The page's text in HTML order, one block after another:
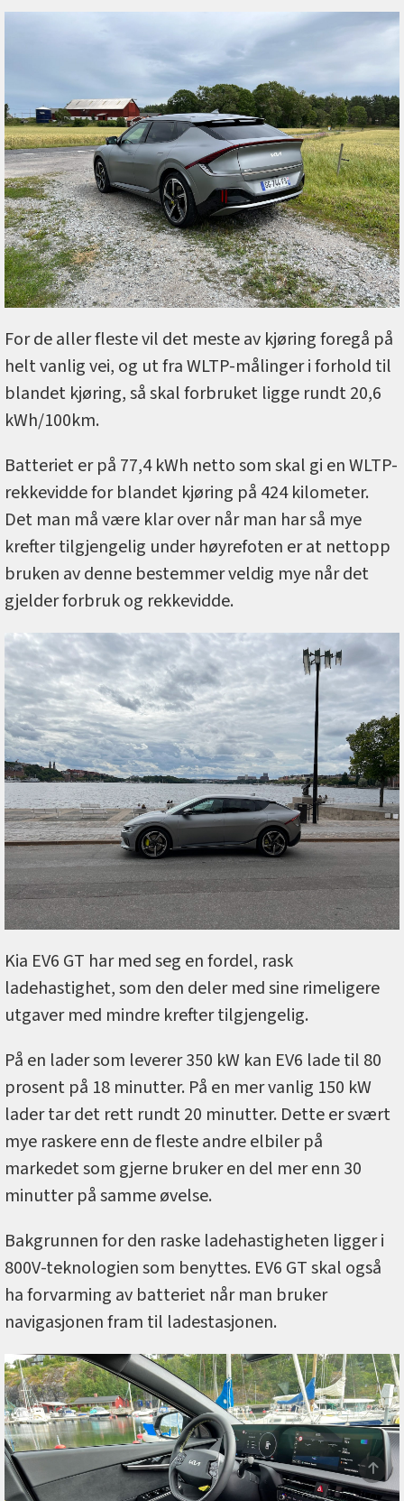
For de aller fleste vil det meste av kjøring foregå på
helt vanlig vei, og ut fra WLTP-målinger i forhold til
blandet kjøring, så skal forbruket ligge rundt 20,6
kWh/100km.
Batteriet er på 77,4 kWh netto som skal gi en WLTP-
rekkevidde for blandet kjøring på 424 kilometer.
Det man må være klar over når man har så mye
krefter tilgjengelig under høyrefoten er at nettopp
bruken av denne bestemmer veldig mye når det
gjelder forbruk og rekkevidde.
Kia EV6 GT har med seg en fordel, rask
ladehastighet, som den deler med sine rimeligere
utgaver med mindre krefter tilgjengelig.
På en lader som leverer 350 kW kan EV6 lade til 80
prosent på 18 minutter. På en mer vanlig 150 kW
lader tar det rett rundt 20 minutter. Dette er svært
mye raskere enn de fleste andre elbiler på
markedet som gjerne bruker en del mer enn 30
minutter på samme øvelse.
Bakgrunnen for den raske ladehastigheten ligger i
800V-teknologien som benyttes. EV6 GT skal også
ha forvarming av batteriet når man bruker
navigasjonen fram til ladestasjonen.